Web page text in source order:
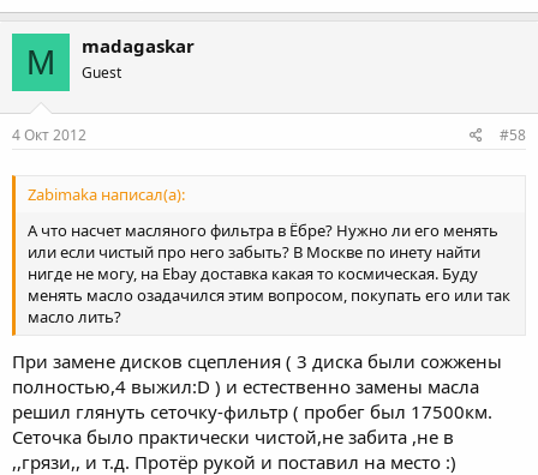
M madagaskar
Guest
4 Окт 2012 #58
Zabimaka написал(а):
А что насчет масляного фильтра в Ёбре? Нужно ли его менять
или если чистый про него забыть? В Москве по инету найти
нигде не могу, на Ebay доставка какая то космическая. Буду
менять масло озадачился этим вопросом, покупать его или так
масло лить?
При замене дисков сцепления ( 3 диска были сожжены
полностью,4 выжил:D ) и естественно замены масла
решил глянуть сеточку-фильтр ( пробег был 17500км.
Сеточка было практически чистой,не забита ,не в
,,грязи,, и т.д. Протёр рукой и поставил на место :)